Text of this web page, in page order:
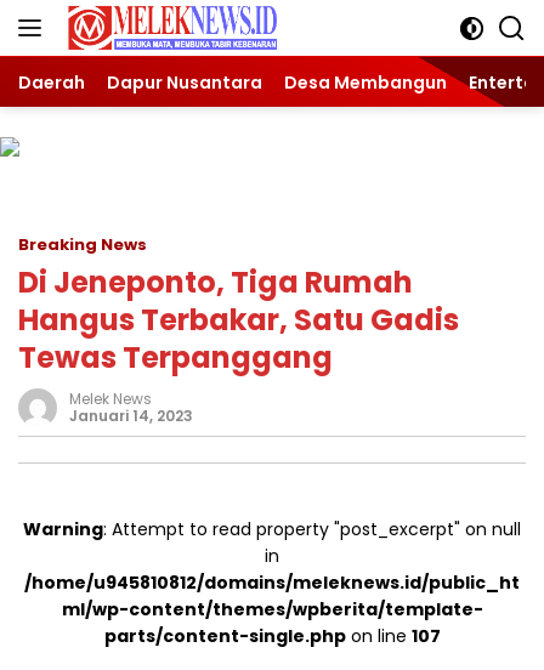
Langsung
Daerah Dapur Nusantara Desa Membangun
Breaking News
Di Jeneponto, Tiga Rumah
Hangus Terbakar, Satu Gadis
Tewas Terpanggang
Melek News
Januari 14, 2023
Warning: Attempt to read property "post_excerpt" on null
in
/home/u945810812/domains/meleknews.id/public_ht
ml/wp-content/themes/wpberita/template-
parts/content-single.phpon line 107